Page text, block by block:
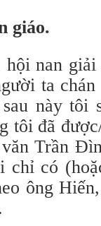
giáo.
nan
ta
này tôi
tôi đã
Trần
chỉ có
ông